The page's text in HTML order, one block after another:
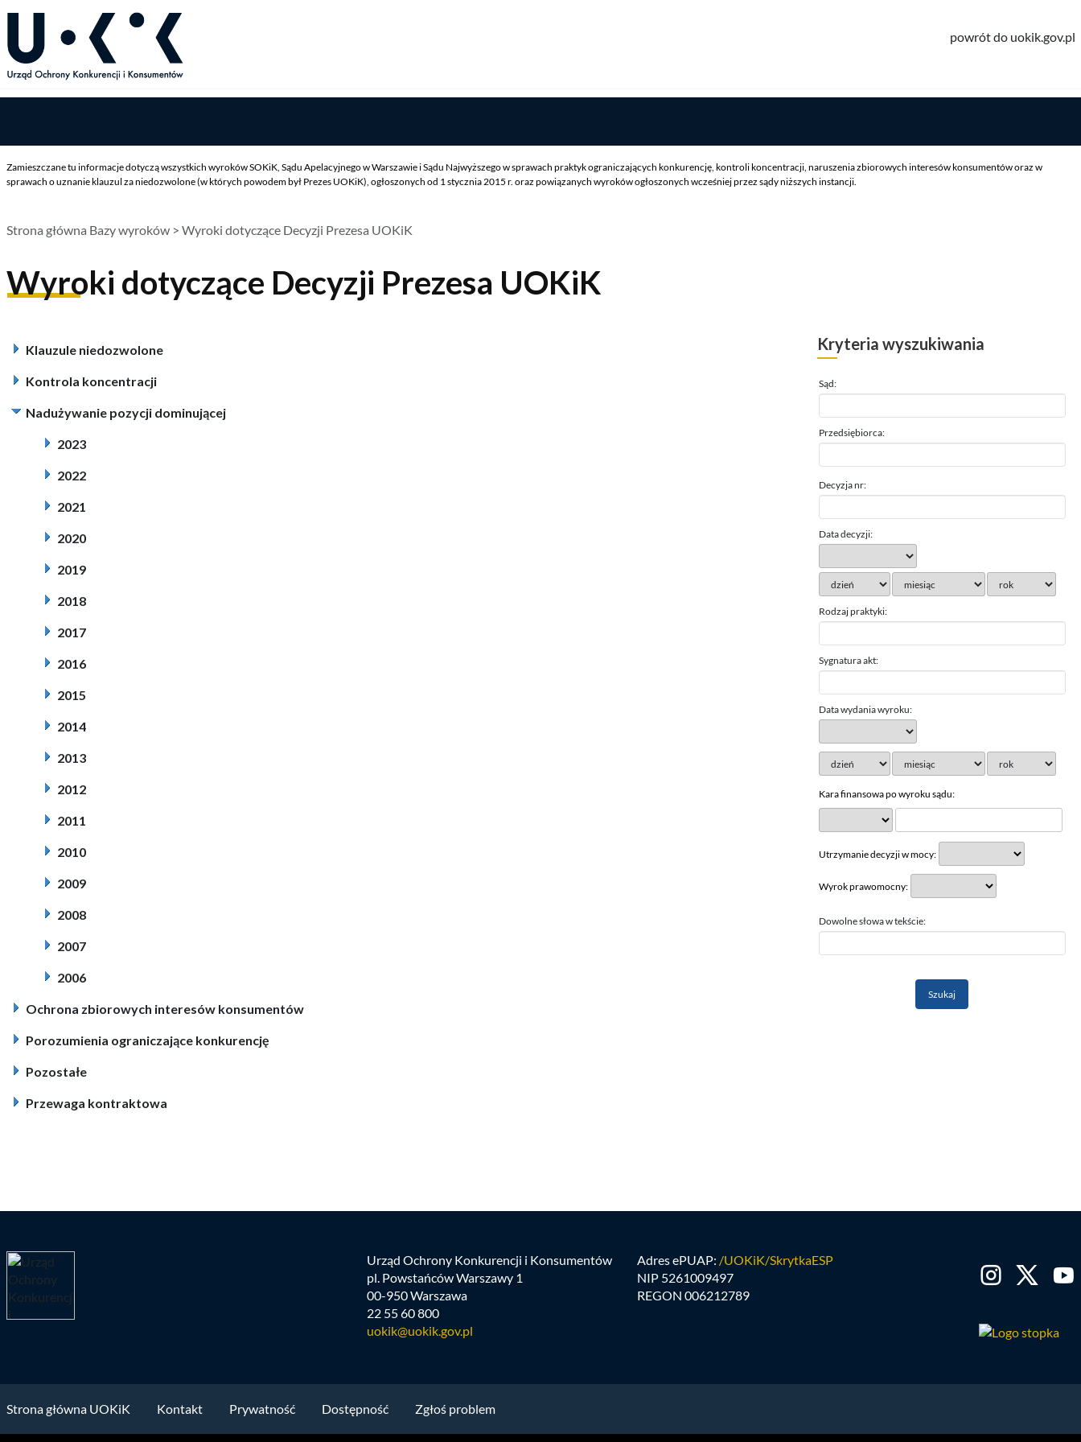
powrót do uokik.gov.pl
Zamieszczane tu informacje dotyczą wszystkich wyroków SOKiK, Sądu Apelacyjnego w Warszawie i Sądu Najwyższego w sprawach praktyk ograniczających konkurencję, kontroli koncentracji, naruszenia zbiorowych interesów konsumentów oraz w
sprawach o uznanie klauzul za niedozwolone (w których powodem był Prezes UOKiK), ogłoszonych od 1 stycznia 2015 r. oraz powiązanych wyroków ogłoszonych wcześniej przez sądy niższych instancji.
Strona główna Bazy wyroków> Wyroki dotyczące Decyzji Prezesa UOKiK
Wyroki dotyczące Decyzji Prezesa UOKiK
Klauzule niedozwolone
Kontrola koncentracji
Nadużywanie pozycji dominującej
2023
2022
2021
2020
2019
2018
2017
2016
2015
2014
2013
2012
2011
2010
2009
2008
2007
2006
Ochrona zbiorowych interesów konsumentów
Porozumienia ograniczające konkurencję
Pozostałe
Przewaga kontraktowa
Kryteria wyszukiwania
Sąd:
Przedsiębiorca:
Decyzja nr:
Data decyzji:
Rodzaj praktyki:
Sygnatura akt:
Data wydania wyroku:
Kara finansowa po wyroku sądu:
Utrzymanie decyzji w mocy:
Wyrok prawomocny:
Dowolne słowa w tekście:
Urząd Ochrony Konkurencji i Konsumentów
pl. Powstańców Warszawy 1
00-950 Warszawa
22 55 60 800
uokik@uokik.gov.pl
Adres ePUAP: /UOKiK/SkrytkaESP
NIP 5261009497
REGON 006212789
Strona główna UOKiK Kontakt Prywatność Dostępność Zgłoś problem